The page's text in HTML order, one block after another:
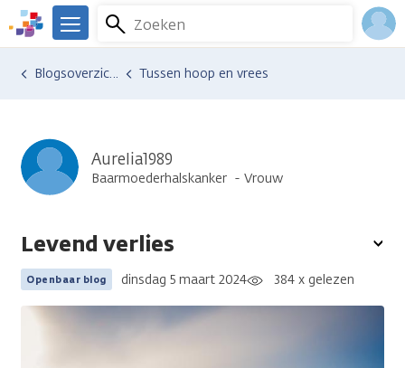
Overslaan
en
naar
We
er
Kanker.nl
Zoeken
Menu
Ervaringen van anderen
Blogsoverzicht Tussen hoop en vrees
Aurelia1989
Baarmoederhalskanker Vrouw
Levend verlies
Openbaar blog dinsdag 5 maart 2024 384 x gelezen